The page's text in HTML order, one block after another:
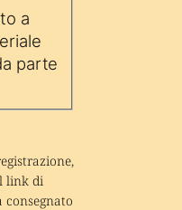
a
parte
link di